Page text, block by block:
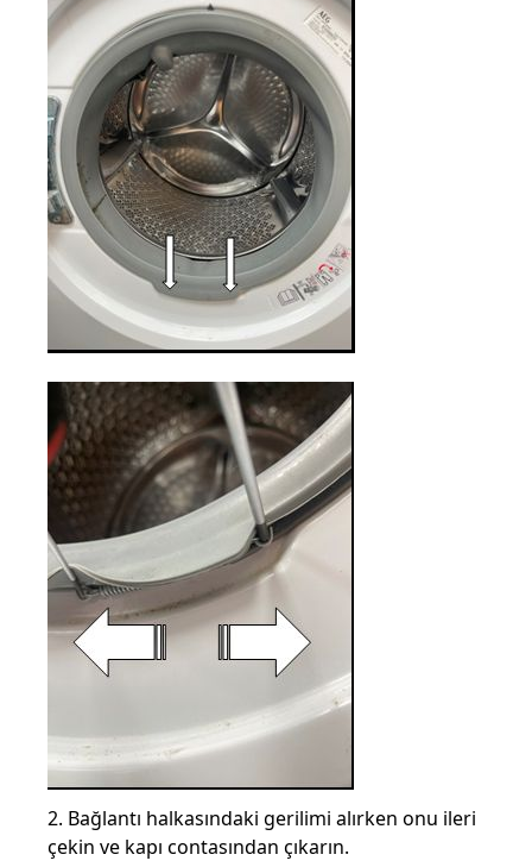
2. Bağlantı halkasındaki gerilimi alırken onu ileri
çekin ve kapı contasından çıkarın.